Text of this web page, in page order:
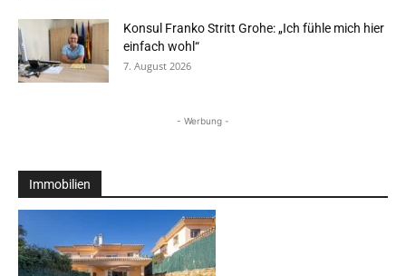
Konsul Franko Stritt Grohe: „Ich fühle mich hier
einfach wohl“
7. August 2026
- Werbung -
Immobilien